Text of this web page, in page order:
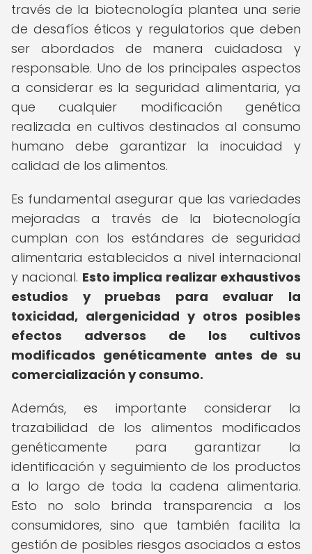
través de la biotecnología plantea una serie
de desafíos éticos y regulatorios que deben
ser abordados de manera cuidadosa y
responsable. Uno de los principales aspectos
a considerar es la seguridad alimentaria, ya
que cualquier modificación genética
realizada en cultivos destinados al consumo
humano debe garantizar la inocuidad y
calidad de los alimentos.
Es fundamental asegurar que las variedades
mejoradas a través de la biotecnología
cumplan con los estándares de seguridad
alimentaria establecidos a nivel internacional
y nacional. Esto implica realizar exhaustivos
estudios y pruebas para evaluar la
toxicidad, alergenicidad y otros posibles
efectos adversos de los cultivos
modificados genéticamente antes de su
comercialización y consumo.
Además, es importante considerar la
trazabilidad de los alimentos modificados
genéticamente para garantizar la
identificación y seguimiento de los productos
a lo largo de toda la cadena alimentaria.
Esto no solo brinda transparencia a los
consumidores, sino que también facilita la
gestión de posibles riesgos asociados a estos